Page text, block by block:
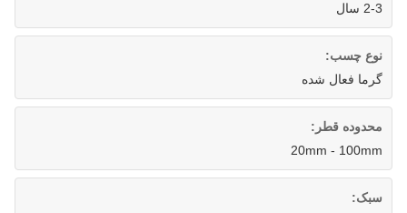
2-3 سال
نوع چسب:
گرما فعال شده
محدوده قطر:
20mm - 100mm
سبک: